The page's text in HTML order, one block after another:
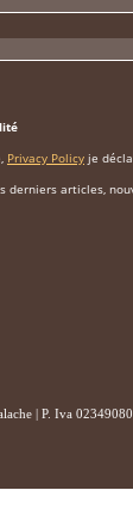
Privacy Policy je
derniers articles,
| P. Iva